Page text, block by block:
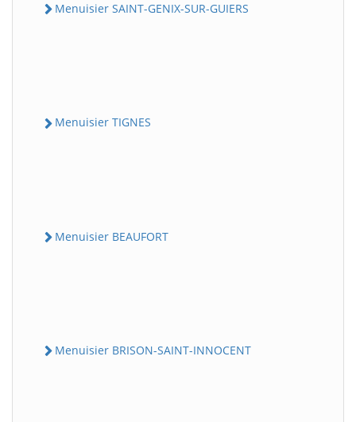
Menuisier SAINT-GENIX-SUR-GUIERS
Menuisier TIGNES
Menuisier BEAUFORT
Menuisier BRISON-SAINT-INNOCENT